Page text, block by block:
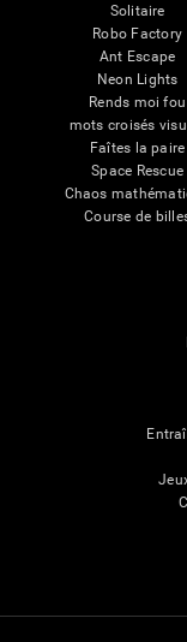
Solitaire
Robo Factory
Ant Escape
Neon Lights
Rends moi fou
mots croisés
Faîtes la paire
Space Rescue
Chaos
Course de